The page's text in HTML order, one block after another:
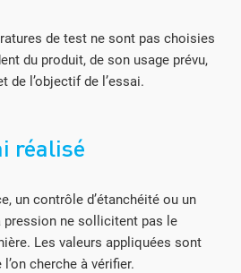
de test ne sont pas choisies
du produit, de son usage prévu,
de l’objectif de l’essai.
réalisé
un contrôle d’étanchéité ou un
pression ne sollicitent pas le
Les valeurs appliquées sont
cherche à vérifier.